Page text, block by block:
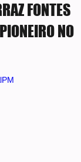
FONTES
NO
estrelas.